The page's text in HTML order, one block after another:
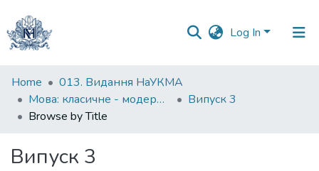
Log In
Communities
&
Collections
Home
013. Видання НаУКМА
Мова: класичне - модерне - постмодерне
Випуск 3
Browse by Title
Випуск 3